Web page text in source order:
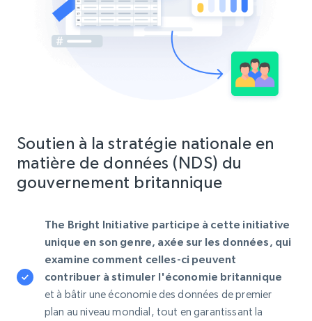
Soutien à la stratégie nationale en
matière de données (NDS) du
gouvernement britannique
The Bright Initiative participe à cette initiative
unique en son genre, axée sur les données, qui
examine comment celles-ci peuvent
contribuer à stimuler l'économie britannique
et à bâtir une économie des données de premier
plan au niveau mondial, tout en garantissant la